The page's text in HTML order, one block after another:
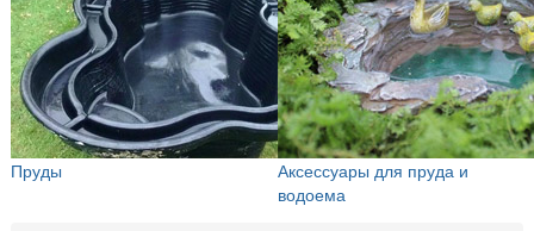
Пруды
Аксессуары для пруда и
водоема